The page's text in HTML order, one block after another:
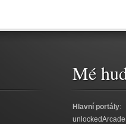
Mé
Hlavní portály: